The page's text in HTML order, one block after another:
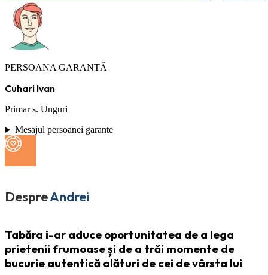
PERSOANA GARANTĂ
Cuhari Ivan
Primar s. Unguri
Mesajul persoanei garante
DespreAndrei
Tabăra i-ar aduce oportunitatea de a lega
prietenii frumoase și de a trăi momente de
bucurie autentică alături de cei de vârsta lui